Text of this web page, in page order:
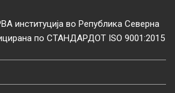
институција во Република Северна
по СТАНДАРДОТ ISO 9001:2015